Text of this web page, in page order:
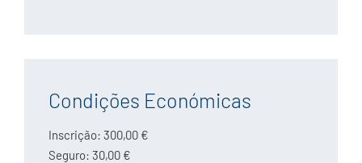
Condições Económicas
Inscrição: 300,00 €
Seguro: 30,00 €